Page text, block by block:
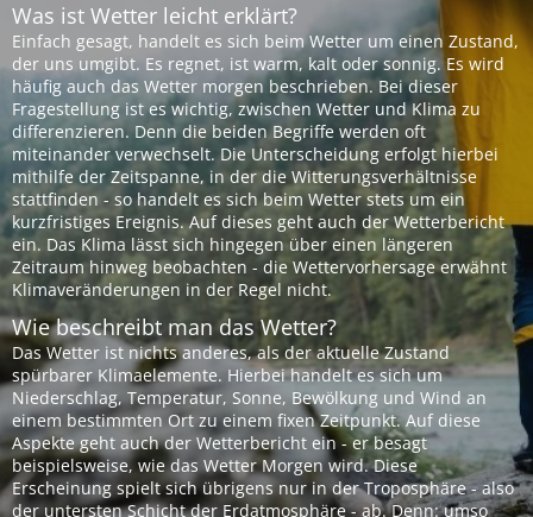
Was ist Wetter leicht erklärt?
Einfach gesagt, handelt es sich beim Wetter um einen Zustand,
der uns umgibt. Es regnet, ist warm, kalt oder sonnig. Es wird
häufig auch das Wetter morgen beschrieben. Bei dieser
Fragestellung ist es wichtig, zwischen Wetter und Klima zu
differenzieren. Denn die beiden Begriffe werden oft
miteinander verwechselt. Die Unterscheidung erfolgt hierbei
mithilfe der Zeitspanne, in der die Witterungsverhältnisse
stattfinden - so handelt es sich beim Wetter stets um ein
kurzfristiges Ereignis. Auf dieses geht auch der Wetterbericht
ein. Das Klima lässt sich hingegen über einen längeren
Zeitraum hinweg beobachten - die Wettervorhersage erwähnt
Klimaveränderungen in der Regel nicht.
Wie beschreibt man das Wetter?
Das Wetter ist nichts anderes, als der aktuelle Zustand
spürbarer Klimaelemente. Hierbei handelt es sich um
Niederschlag, Temperatur, Sonne, Bewölkung und Wind an
einem bestimmten Ort zu einem fixen Zeitpunkt. Auf diese
Aspekte geht auch der Wetterbericht ein - er besagt
beispielsweise, wie das Wetter Morgen wird. Diese
Erscheinung spielt sich übrigens nur in der Troposphäre - also
der untersten Schicht der Erdatmosphäre - ab. Denn: umso